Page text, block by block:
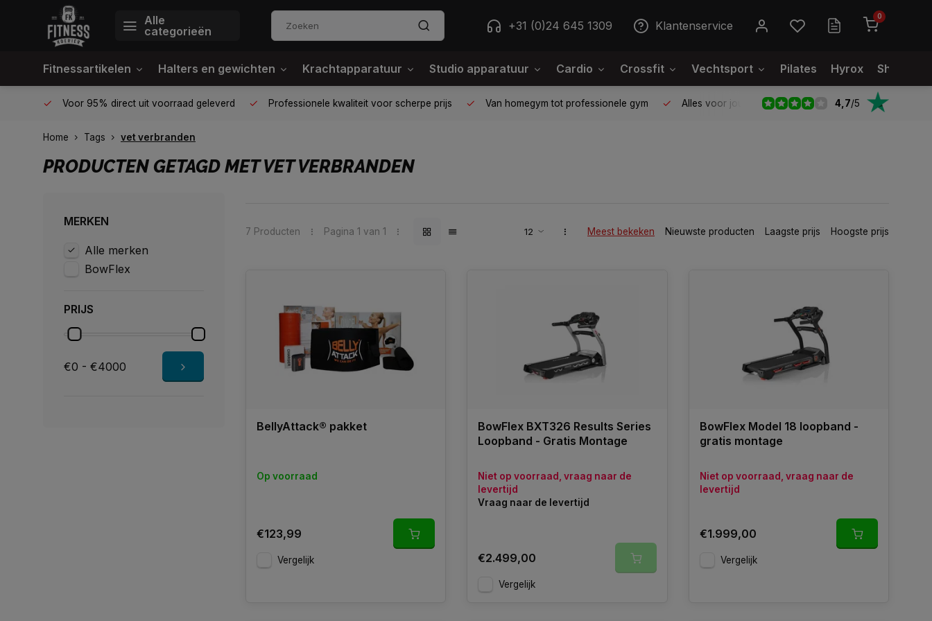
Alle
categorieën
+31 (0)24 645 1309 Klantenservice
0
Fitnessartikelen Halters en gewichten Krachtapparatuur Studio apparatuur Cardio Crossfit Vechtsport Pilates Hyrox
Voor 95% direct uit voorraad geleverd Professionele kwaliteit voor scherpe prijs Van homegym tot professionele gym Alles voor jouw gym op één plek Voor 95%
4,7/5
Home Tags vet verbranden
PRODUCTEN GETAGD MET VET VERBRANDEN
MERKEN
Alle merken
BowFlex
PRIJS
€0 - €4000
7 Producten Pagina 1 van 1 Meest bekeken Nieuwste producten Laagste prijs Hoogste prijs
BellyAttack® pakket
Op voorraad
€123,99
Vergelijk
BowFlex BXT326 Results Series
Loopband - Gratis Montage
Niet op voorraad, vraag naar de
levertijd
Vraag naar de levertijd
€2.499,00
Vergelijk
BowFlex Model 18 loopband -
gratis montage
Niet op voorraad, vraag naar de
levertijd
€1.999,00
Vergelijk